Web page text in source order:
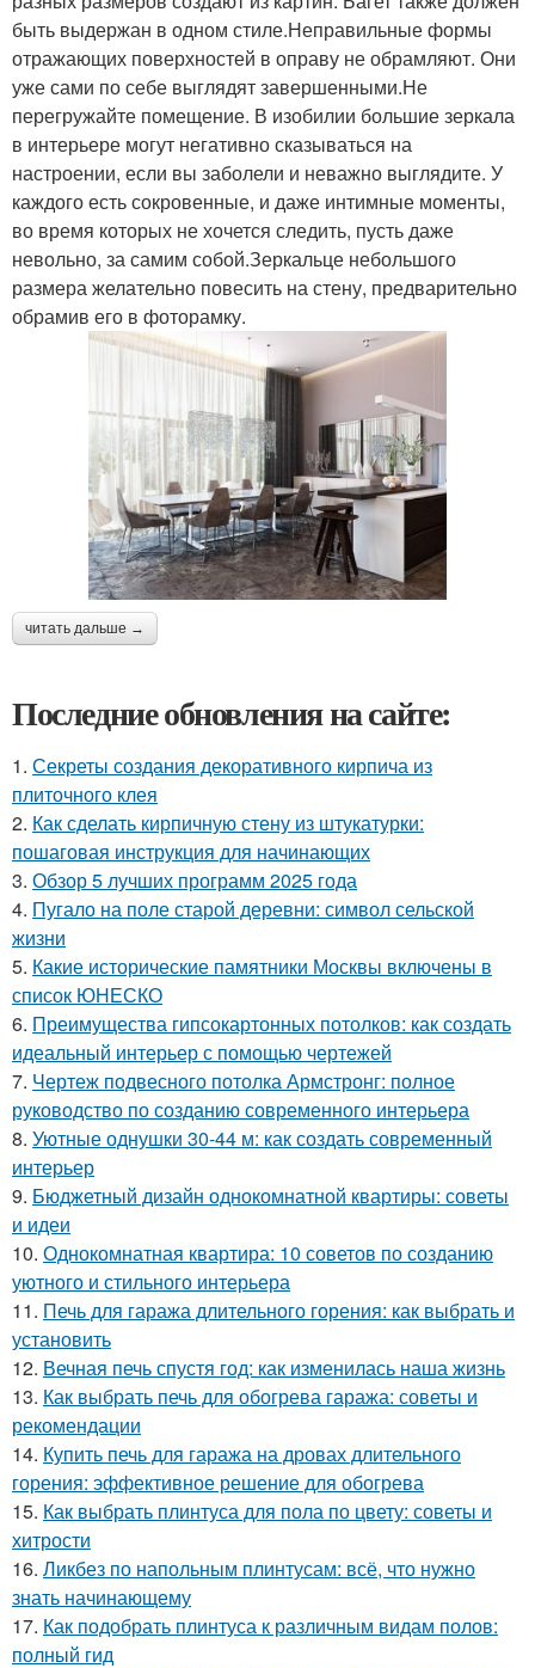
быть выдержан в одном стиле.Неправильные формы
отражающих поверхностей в оправу не обрамляют. Они
уже сами по себе выглядят завершенными.Не
перегружайте помещение. В изобилии большие зеркала
в интерьере могут негативно сказываться на
настроении, если вы заболели и неважно выглядите. У
каждого есть сокровенные, и даже интимные моменты,
во время которых не хочется следить, пусть даже
невольно, за самим собой.Зеркальце небольшого
размера желательно повесить на стену, предварительно
обрамив его в фоторамку.
читать дальше →
Последние обновления на сайте:
1. Секреты создания декоративного кирпича из
плиточного клея
2. Как сделать кирпичную стену из штукатурки:
пошаговая инструкция для начинающих
3. Обзор 5 лучших программ 2025 года
4. Пугало на поле старой деревни: символ сельской
жизни
5. Какие исторические памятники Москвы включены в
список ЮНЕСКО
6. Преимущества гипсокартонных потолков: как создать
идеальный интерьер с помощью чертежей
7. Чертеж подвесного потолка Армстронг: полное
руководство по созданию современного интерьера
8. Уютные однушки 30-44 м: как создать современный
интерьер
9. Бюджетный дизайн однокомнатной квартиры: советы
и идеи
10. Однокомнатная квартира: 10 советов по созданию
уютного и стильного интерьера
11. Печь для гаража длительного горения: как выбрать и
установить
12. Вечная печь спустя год: как изменилась наша жизнь
13. Как выбрать печь для обогрева гаража: советы и
рекомендации
14. Купить печь для гаража на дровах длительного
горения: эффективное решение для обогрева
15. Как выбрать плинтуса для пола по цвету: советы и
хитрости
16. Ликбез по напольным плинтусам: всё, что нужно
знать начинающему
17. Как подобрать плинтуса к различным видам полов:
полный гид